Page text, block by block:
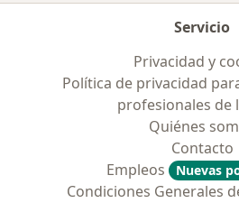
Servicio
Privacidad y
Política de privacidad
profesionales de
Quiénes
Contacto
Empleos
Nuevas
Condiciones Generales